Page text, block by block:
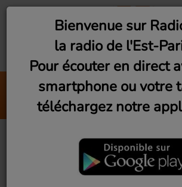
Eté Avec Toi
Adèle Castillon
Caroline
artiste peintre
Bienvenue sur
la radio de l'Est-
Pour écouter en direct
smartphone ou votre
téléchargez notre